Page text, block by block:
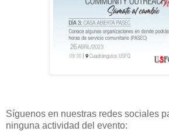
Síguenos en nuestras redes sociales
ninguna actividad del evento: